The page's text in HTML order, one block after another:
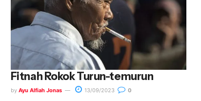
Fitnah Rokok Turun-temurun
by Ayu Alfiah Jonas 13/09/2023 0